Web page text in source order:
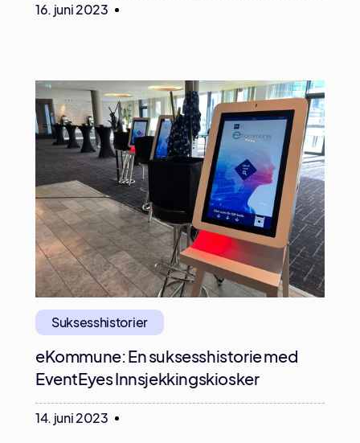
16. juni 2023
Suksesshistorier
eKommune: En suksesshistorie med
EventEyes Innsjekkingskiosker
14. juni 2023